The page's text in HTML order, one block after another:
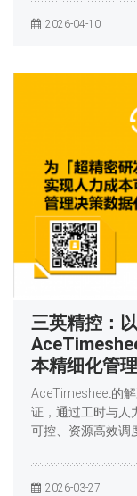
2026-04-10
三英精控：
本精细化管理
AceTimesheet的
证，通过工时与人
可控、资源高效调
2026-03-27